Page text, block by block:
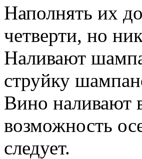
Наполнять их
четверти, но
Наливают
струйку
Вино наливают
возможность
следует.